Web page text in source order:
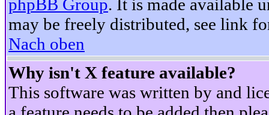
phpBB Group. It is made available
may be freely distributed, see link
Nach oben
Why isn't X feature available?
This software was written by and